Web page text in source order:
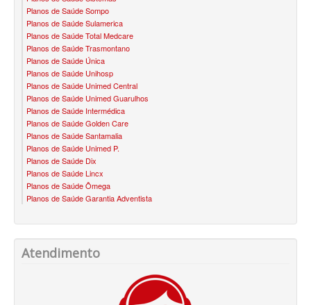
SÃO MIGUEL PLANO DE SAÚDE INFANTIL
STA CASA MAUÁ PLANO DE SAÚDE INFANTIL
UNIHOSP PLANO DE SAÚDE INFANTIL
PLANO DE SAÚDE SÊNIOR
AMEPLAN PLANO DE SAÚDE SÊNIOR
BIOVIDA PLANO DE SAÚDE SÊNIOR
BLUE MED PLANO DE SAÚDE SÊNIOR
CUIDAR ME PLANO DE SAÚDE SÊNIOR
Planos de Saúde Sompo
Planos de Saúde Sulamerica
Planos de Saúde Total Medcare
Planos de Saúde Trasmontano
Planos de Saúde Única
Planos de Saúde Unihosp
Planos de Saúde Unimed Central
Planos de Saúde Unimed Guarulhos
Planos de Saúde Intermédica
Planos de Saúde Golden Care
Planos de Saúde Santamalia
Planos de Saúde Unimed P.
Planos de Saúde Dix
Planos de Saúde Lincx
Planos de Saúde Ômega
Planos de Saúde Garantia Adventista
Atendimento